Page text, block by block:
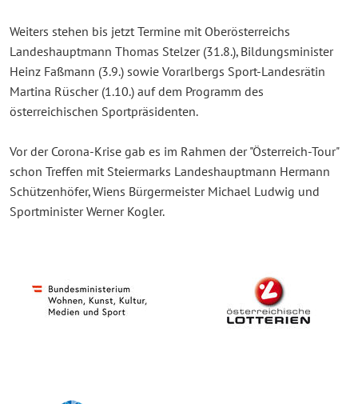
Weiters stehen bis jetzt Termine mit Oberösterreichs
Landeshauptmann Thomas Stelzer (31.8.), Bildungsminister
Heinz Faßmann (3.9.) sowie Vorarlbergs Sport-Landesrätin
Martina Rüscher (1.10.) auf dem Programm des
österreichischen Sportpräsidenten.
Vor der Corona-Krise gab es im Rahmen der "Österreich-Tour"
schon Treffen mit Steiermarks Landeshauptmann Hermann
Schützenhöfer, Wiens Bürgermeister Michael Ludwig und
Sportminister Werner Kogler.